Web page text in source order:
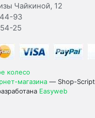
Чайкиной, 12
93
25
колесо
магазина — Shop-Script
Easyweb